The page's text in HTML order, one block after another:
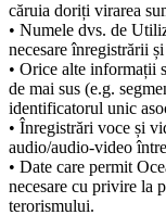
căruia doriți virarea
• Numele dvs. de
necesare înregistrării
• Orice alte informații
de mai sus (e.g.
identificatorul unic
• Înregistrări voce și
audio/audio-video
• Date care permit
necesare cu privire la
terorismului.